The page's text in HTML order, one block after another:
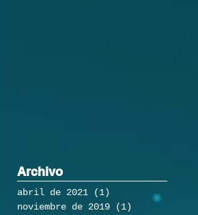
Archivo
abril de 2021 (1)
1 entrada
noviembre de 2019
(1)